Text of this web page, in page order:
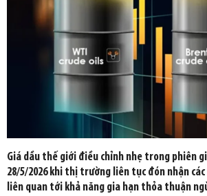
Giá dầu thế giới điều chỉnh nhẹ trong phiên
28/5/2026 khi thị trường liên tục đón nhận
liên quan tới khả năng gia hạn thỏa thuận